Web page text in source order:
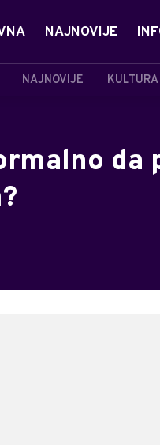
NAJNOVIJE
NAJNOVIJE KULTURA
da